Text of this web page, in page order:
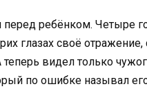
перед ребёнком. Четыре
глазах своё отражение,
видел только
по ошибке называл